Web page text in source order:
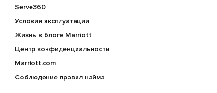
Serve360
Условия эксплуатации
Жизнь в блоге Marriott
Центр конфиденциальности
Marriott.com
Соблюдение правил найма